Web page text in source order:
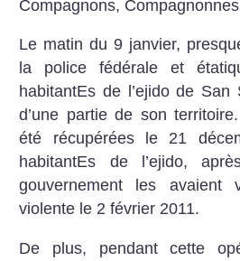
Compagnons,
Le matin du 9 janvier,
la police fédérale et
habitantEs de l’ejido de San
d’une partie de son
été récupérées le 21
habitantEs de l’ejido,
gouvernement les avaient
violente le 2 février 2011.
De plus, pendant cette